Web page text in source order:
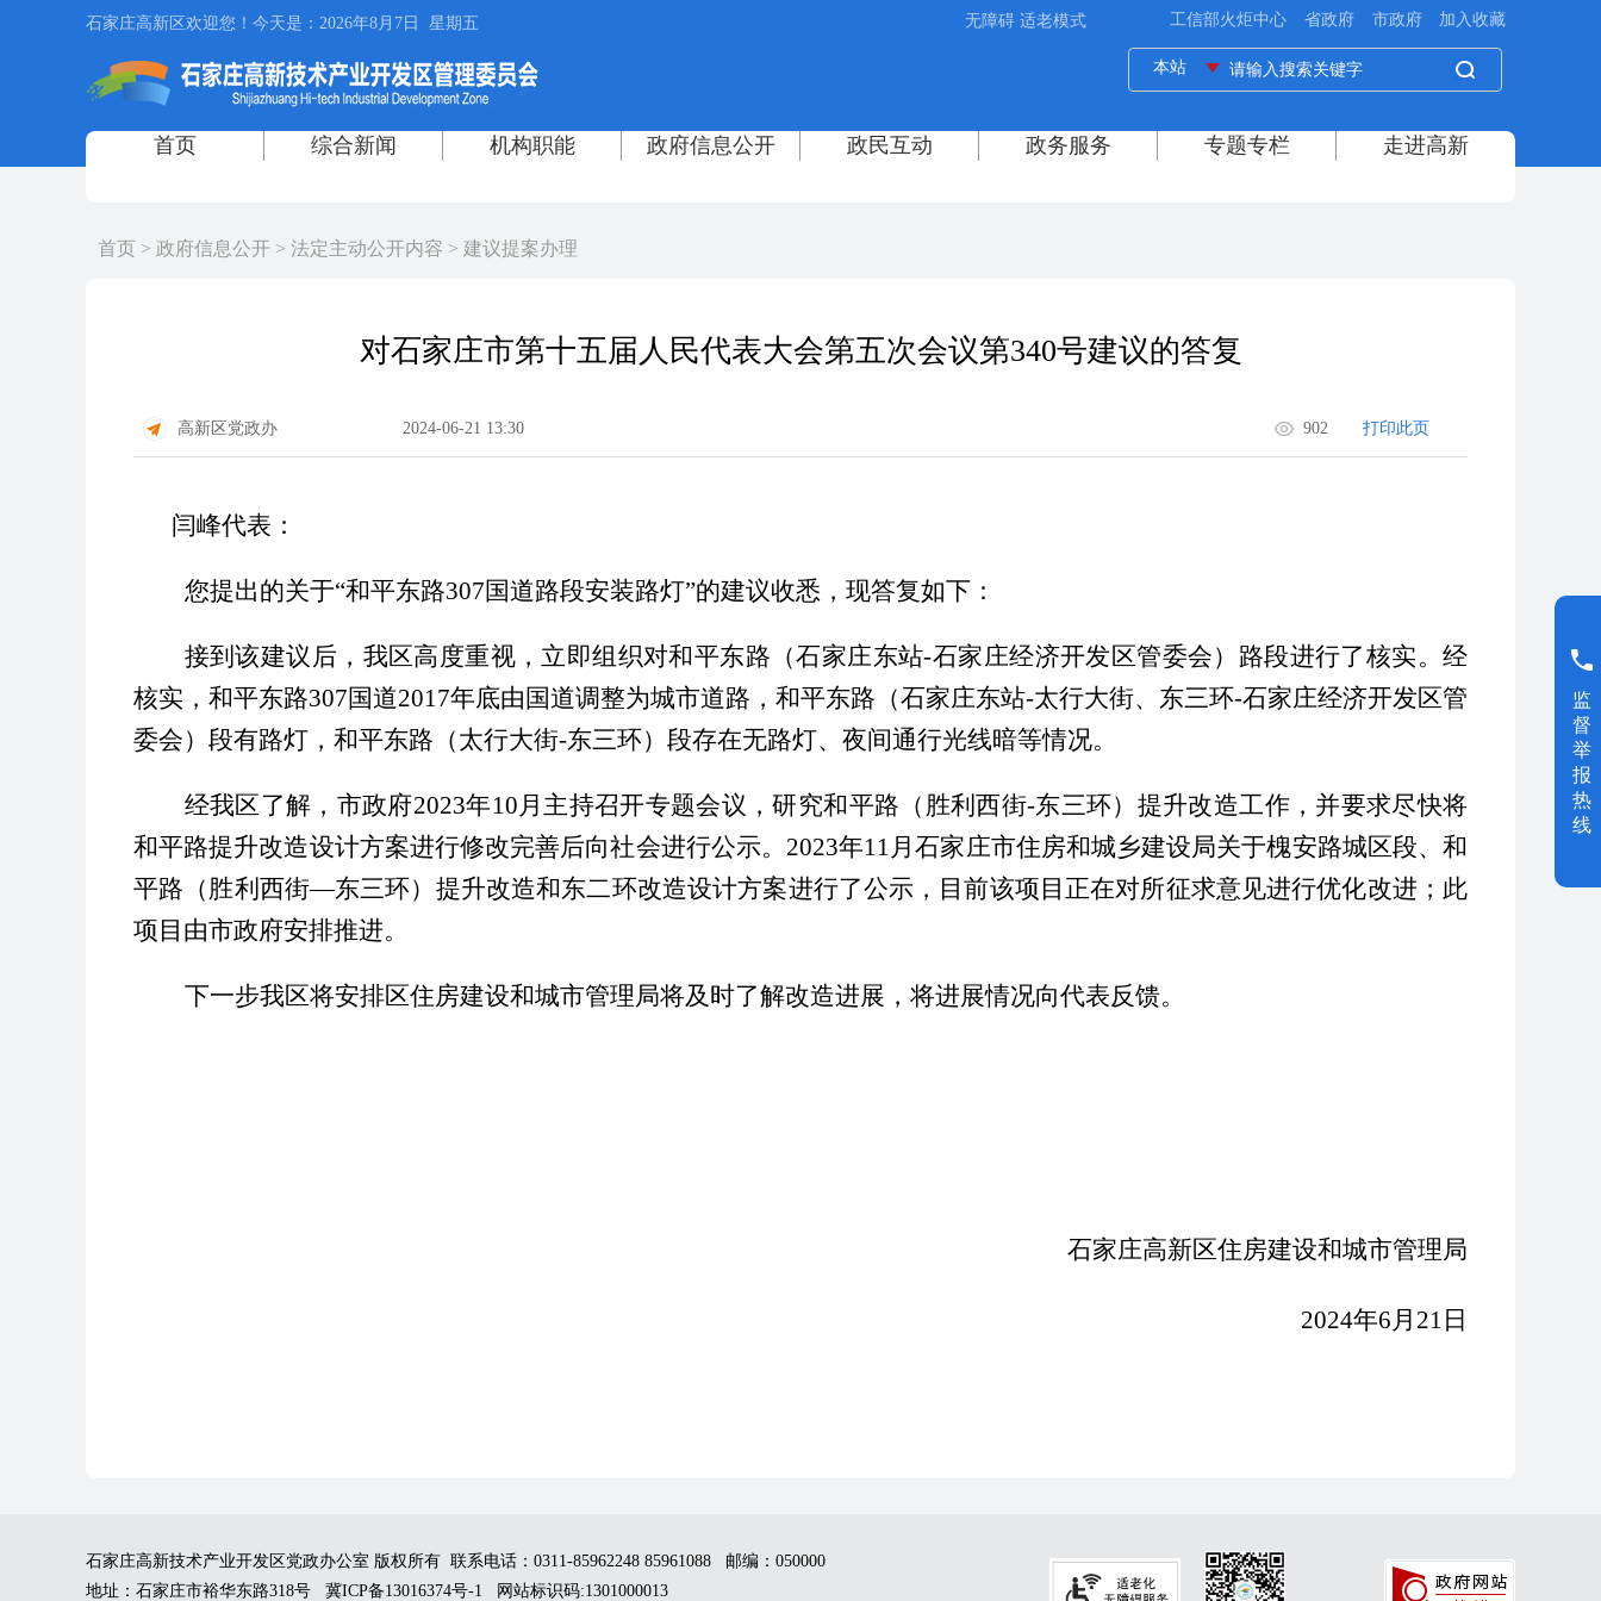
无障碍 适老模式
首页 > 政府信息公开 > 法定主动公开内容 > 建议提案办理
对石家庄市第十五届人民代表大会第五次会议第340号建议的答复
高新区党政办 2024-06-21 13:30 902 打印此页
闫峰代表：
您提出的关于“和平东路307国道路段安装路灯”的建议收悉，现答复如下：
接到该建议后，我区高度重视，立即组织对和平东路（石家庄东站-石家庄经济开发区管委会）路段进行了核实。经
核实，和平东路307国道2017年底由国道调整为城市道路，和平东路（石家庄东站-太行大街、东三环-石家庄经济开发区管
委会）段有路灯，和平东路（太行大街-东三环）段存在无路灯、夜间通行光线暗等情况。
经我区了解，市政府2023年10月主持召开专题会议，研究和平路（胜利西街-东三环）提升改造工作，并要求尽快将
和平路提升改造设计方案进行修改完善后向社会进行公示。2023年11月石家庄市住房和城乡建设局关于槐安路城区段、和
平路（胜利西街—东三环）提升改造和东二环改造设计方案进行了公示，目前该项目正在对所征求意见进行优化改进；此
项目由市政府安排推进。
下一步我区将安排区住房建设和城市管理局将及时了解改造进展，将进展情况向代表反馈。
石家庄高新区住房建设和城市管理局
2024年6月21日
监
督
举
报
热
线